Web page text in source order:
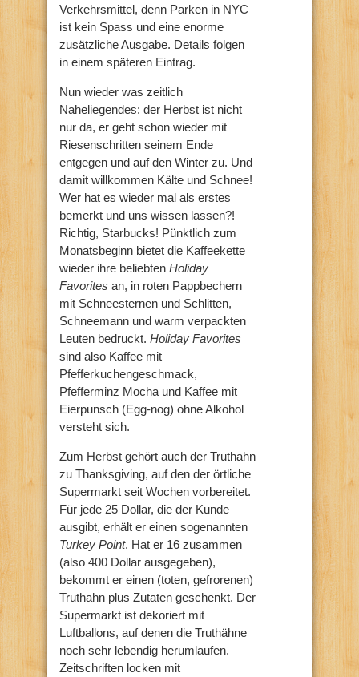
Verkehrsmittel, denn Parken in NYC
ist kein Spass und eine enorme
zusätzliche Ausgabe. Details folgen
in einem späteren Eintrag.
Nun wieder was zeitlich
Naheliegendes: der Herbst ist nicht
nur da, er geht schon wieder mit
Riesenschritten seinem Ende
entgegen und auf den Winter zu. Und
damit willkommen Kälte und Schnee!
Wer hat es wieder mal als erstes
bemerkt und uns wissen lassen?!
Richtig, Starbucks! Pünktlich zum
Monatsbeginn bietet die Kaffeekette
wieder ihre beliebten Holiday
Favorites an, in roten Pappbechern
mit Schneesternen und Schlitten,
Schneemann und warm verpackten
Leuten bedruckt. Holiday Favorites
sind also Kaffee mit
Pfefferkuchengeschmack,
Pfefferminz Mocha und Kaffee mit
Eierpunsch (Egg-nog) ohne Alkohol
versteht sich.
Zum Herbst gehört auch der Truthahn
zu Thanksgiving, auf den der örtliche
Supermarkt seit Wochen vorbereitet.
Für jede 25 Dollar, die der Kunde
ausgibt, erhält er einen sogenannten
Turkey Point. Hat er 16 zusammen
(also 400 Dollar ausgegeben),
bekommt er einen (toten, gefrorenen)
Truthahn plus Zutaten geschenkt. Der
Supermarkt ist dekoriert mit
Luftballons, auf denen die Truthähne
noch sehr lebendig herumlaufen.
Zeitschriften locken mit